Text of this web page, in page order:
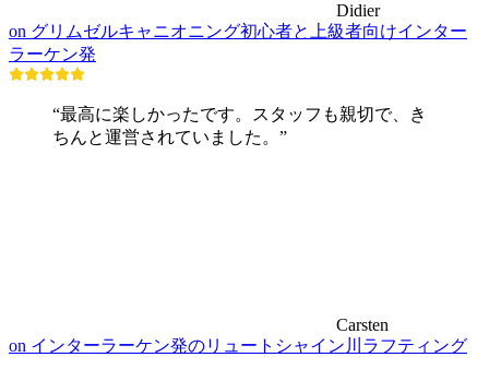
Didier
on グリムゼルキャニオニング初心者と上級者向けインター
ラーケン発
“最高に楽しかったです。スタッフも親切で、き
ちんと運営されていました。”
Carsten
on インターラーケン発のリュートシャイン川ラフティング